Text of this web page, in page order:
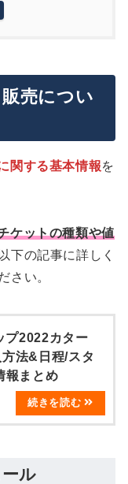
セス
録は不要
合も通知は来
といけない？
？
売につい
関する基本情報を
ケットの種類や値
下の記事に詳しく
さい。
プ2022カター
法&日程/スタ
報まとめ
ル